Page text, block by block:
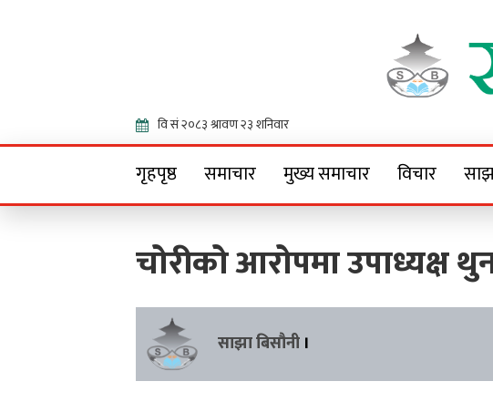
गृहपृष्ठ समाचार मुख्य समाचार विचार
चोरीको आरोपमा उपाध्यक्ष
साझा बिसौनी ।